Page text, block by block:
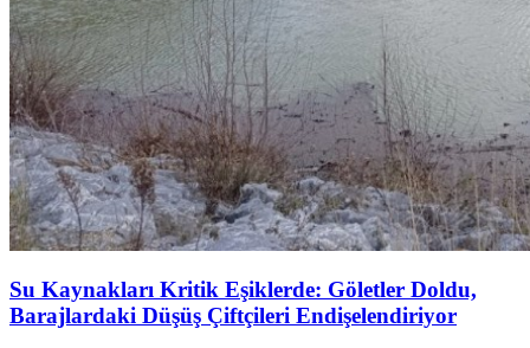
Su Kaynakları Kritik Eşiklerde: Göletler Doldu,
Barajlardaki Düşüş Çiftçileri Endişelendiriyor